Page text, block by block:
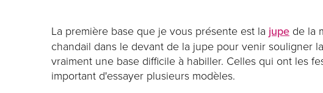
La première base que je vous présente est la jupe de la
chandail dans le devant de la jupe pour venir souligner
vraiment une base difficile à habiller. Celles qui ont les
important d'essayer plusieurs modèles.